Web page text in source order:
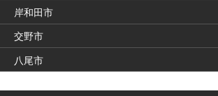
岸和田市
交野市
八尾市